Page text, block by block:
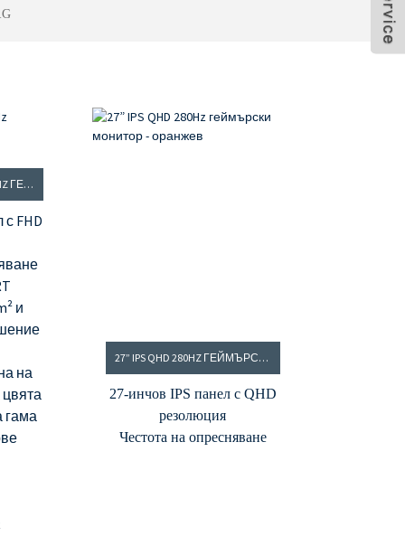
23,8-ИНЧОВ IPS FHD 240HZ ГЕЙМЪРСКИ МОНИТОР
с FHD
и
на
гама
27” IPS QHD 280HZ ГЕЙМЪРСКИ МОНИТОР - ОРАНЖЕВ
27-инчов IPS панел с QHD
резолюция
Честота на опресняване